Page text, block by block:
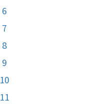
6
7
8
9
10
11